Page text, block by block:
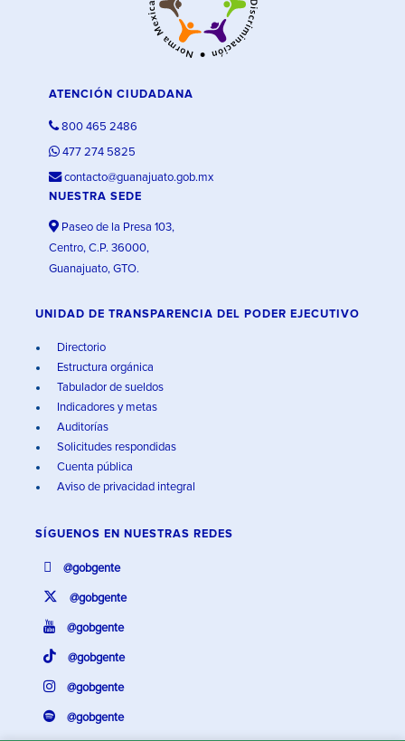
ATENCIÓN CIUDADANA
800 465 2486
477 274 5825
contacto@guanajuato.gob.mx
NUESTRA SEDE
Paseo de la Presa 103,
Centro, C.P. 36000,
Guanajuato, GTO.
UNIDAD DE TRANSPARENCIA DEL PODER EJECUTIVO
Directorio
Estructura orgánica
Tabulador de sueldos
Indicadores y metas
Auditorías
Solicitudes respondidas
Cuenta pública
Aviso de privacidad integral
SÍGUENOS EN NUESTRAS REDES
@gobgente
@gobgente
@gobgente
@gobgente
@gobgente
@gobgente